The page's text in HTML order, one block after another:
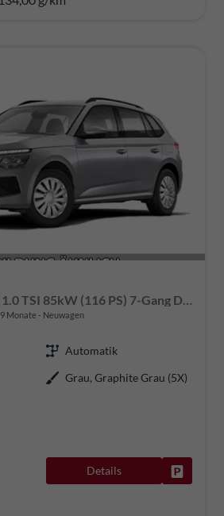
9 Monate Neuwagen
Automatik
Grau, Graphite Grau (5X)
Details